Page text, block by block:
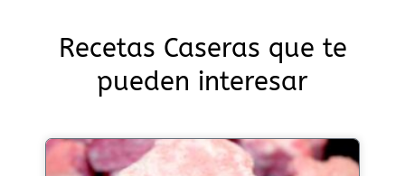
Recetas Caseras que te
pueden interesar